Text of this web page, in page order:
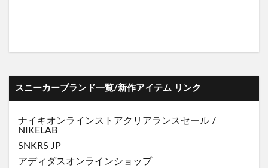
スニーカーブランド一覧/新作アイテム リンク
ナイキオンラインストアクリアランスセール /
NIKELAB
SNKRS JP
アディダスオンラインショップ